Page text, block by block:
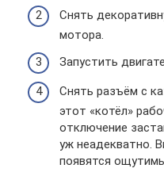
Снять
мотора.
Запустить
Снять разъём с
этот «котёл»
отключение
уж неадекватно.
появятся